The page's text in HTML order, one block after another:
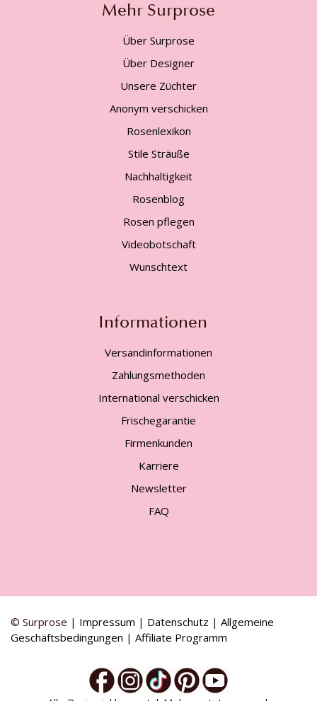
Mehr Surprose
Über Surprose
Über Designer
Unsere Züchter
Anonym verschicken
Rosenlexikon
Stile Sträuße
Nachhaltigkeit
Rosenblog
Rosen pflegen
Videobotschaft
Wunschtext
Informationen
Versandinformationen
Zahlungsmethoden
International verschicken
Frischegarantie
Firmenkunden
Karriere
Newsletter
FAQ
© Surprose | Impressum | Datenschutz | Allgemeine
Geschäftsbedingungen | Affiliate Programm